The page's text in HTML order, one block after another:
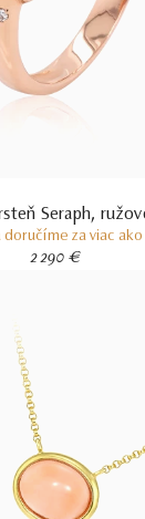
Seraph,
za viac ako
2 290 €